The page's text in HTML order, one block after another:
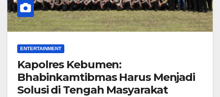
ENTERTAINMENT
Kapolres Kebumen:
Bhabinkamtibmas Harus Menjadi
Solusi di Tengah Masyarakat